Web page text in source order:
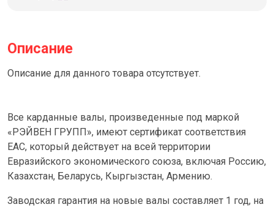
Описание
Описание для данного товара отсутствует.
Все карданные валы, произведенные под маркой
«РЭЙВЕН ГРУПП», имеют сертификат соответствия
ЕАС, который действует на всей территории
Евразийского экономического союза, включая Россию,
Казахстан, Беларусь, Кыргызстан, Армению.
Заводская гарантия на новые валы составляет 1 год, на